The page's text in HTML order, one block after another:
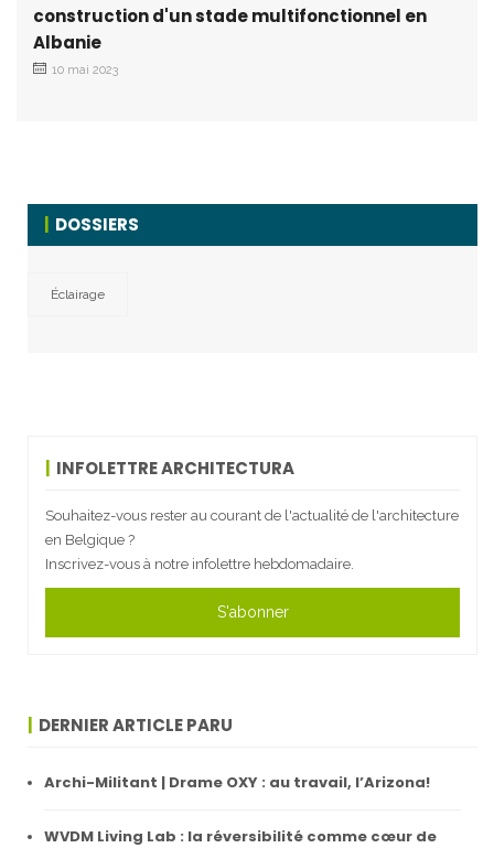
construction d'un stade multifonctionnel en
Albanie
10 mai 2023
DOSSIERS
Éclairage
INFOLETTRE ARCHITECTURA
Souhaitez-vous rester au courant de l'actualité de l'architecture
en Belgique ?
Inscrivez-vous à notre infolettre hebdomadaire.
S'abonner
DERNIER ARTICLE PARU
Archi-Militant | Drame OXY : au travail, l’Arizona!
WVDM Living Lab : la réversibilité comme cœur de